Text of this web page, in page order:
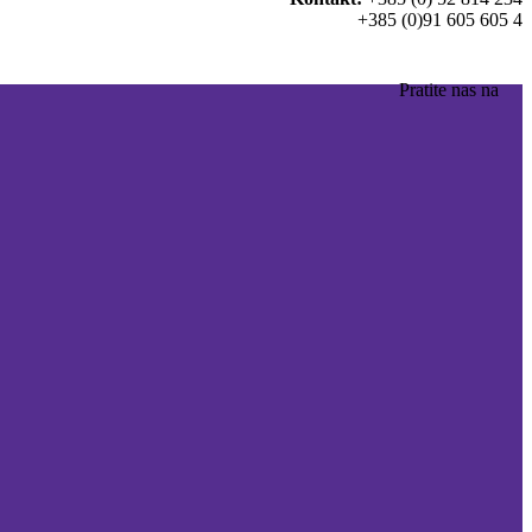
+385 (0)91 605 605 4
Pratite nas na